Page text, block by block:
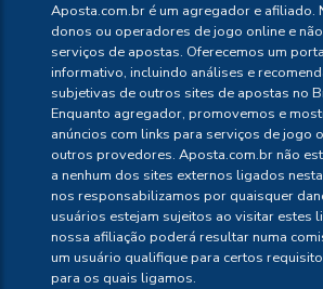
Aposta.com.br é um agregador e afiliado.
donos ou operadores de jogo online e
serviços de apostas. Oferecemos um
informativo, incluindo análises e
subjetivas de outros sites de apostas no
Enquanto agregador, promovemos e
anúncios com links para serviços de jogo
outros provedores. Aposta.com.br não
a nenhum dos sites externos ligados
nos responsabilizamos por quaisquer
usuários estejam sujeitos ao visitar estes
nossa afiliação poderá resultar numa
um usuário qualifique para certos
para os quais ligamos.